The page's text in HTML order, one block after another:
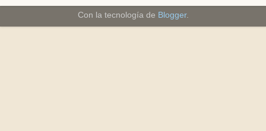
Con la tecnología de Blogger.